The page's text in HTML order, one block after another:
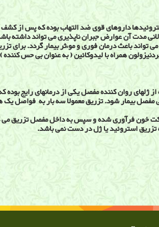
داروهای قوی ضد التهاب بوده که پس از کشف
مدت آن عوارض جبران ناپذیری می تواند داشته
تواند باعث درمان فوری و موءثر بیمار گردد. برای
همراه با لیدوکائین ( به عنوان بی حس کننده
ژلهای روان کننده مفصل یکی از درمانهای رایج بوده
حرکتی مفصل بیمار شود. تزریق معمولا سه بار به فواصل
خون فرآوری شده و سپس به داخل مفصل تزریق می
استروئید یا ژل در دست نمی باشد.
استروئید , تزریق داخل مفصل , تزریق کورتون ,